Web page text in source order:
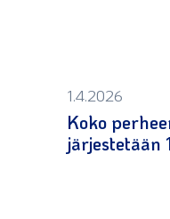
1.4.2026
Koko
järjestetään